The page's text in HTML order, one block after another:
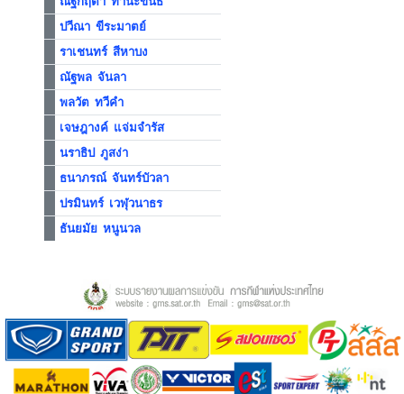
ปวีณา ขีระมาตย์
ราเชนทร์ สีหาบง
ณัฐพล จันลา
พลวัต ทวีคำ
เจษฎางค์ แจ่มจำรัส
นราธิป ภูสง่า
ธนาภรณ์ จันทร์บัวลา
ปรมินทร์ เวฬุวนาธร
ธันยมัย หนูนวล